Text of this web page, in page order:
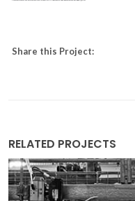
Share this Project:
RELATED PROJECTS